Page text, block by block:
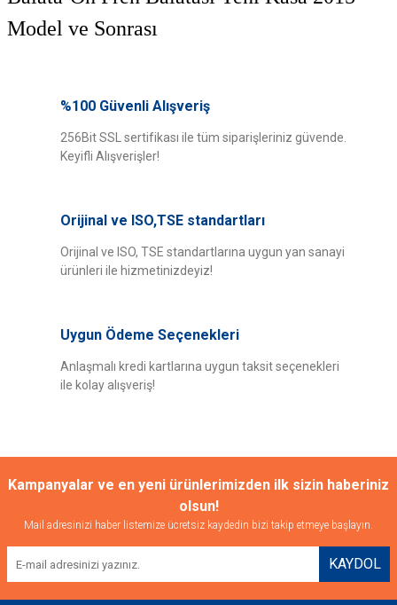
Model ve Sonrası
Bu ürüne ilk yorumu siz yapın!
yetersiz gördüğünüz noktaları öneri formunu kullanarak tarafımıza
iletebilirsiniz.
Görüş ve önerileriniz için teşekkür ederiz.
Ürün bilgilerinde hatalar bulunuyor.
Ürün fiyatı diğer sitelerden daha pahalı.
Bu ürüne benzer farklı alternatifler olmalı.
%100 Güvenli Alışveriş
256Bit SSL sertifikası ile tüm siparişleriniz güvende.
Keyifli Alışverişler!
Orijinal ve ISO,TSE standartları
Orijinal ve ISO, TSE standartlarına uygun yan sanayi
ürünleri ile hizmetinizdeyiz!
Uygun Ödeme Seçenekleri
Anlaşmalı kredi kartlarına uygun taksit seçenekleri
ile kolay alışveriş!
Kampanyalar ve en yeni ürünlerimizden ilk sizin haberiniz
olsun!
Mail adresinizi haber listemize ücretsiz kaydedin bizi takip etmeye başlayın.
KAYDOL